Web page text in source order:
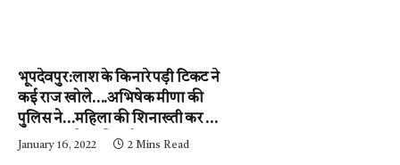
भूपदेवपुर:लाश के किनारे पड़ी टिकट ने
कई राज खोले….अभिषेक मीणा की
पुलिस ने…महिला की शिनाख्ती कर ली.
….अब आरोपी की गर्दन तक जल्द ही
January 16, 2022 2 Mins Read